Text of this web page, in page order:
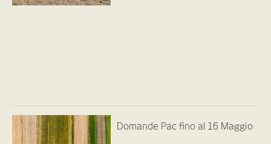
Domande Pac fino al 16 Maggio